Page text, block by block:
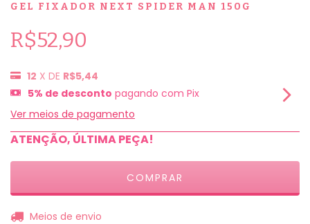
GEL FIXADOR NEXT SPIDER MAN 150G
R$52,90
12 X DE R$5,44
5% de desconto pagando com Pix
Ver meios de pagamento
ATENÇÃO, ÚLTIMA PEÇA!
Entregas para o CEP:
Meios de envio